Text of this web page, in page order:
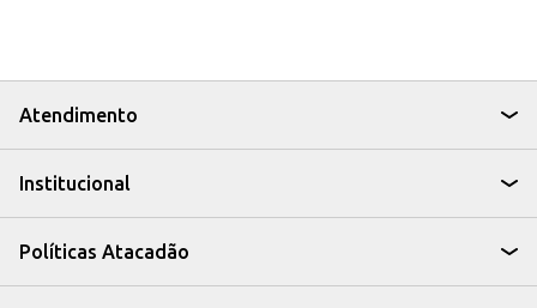
Pode ser utilizado como ingrediente em receitas de sobremesas, como
bolos e mousses, para quem busca uma opção sem lactose.
Com o Chocolate Zero Lactose Linea Ao Leite, você tem uma alternativa
Atendimento
Institucional
Políticas Atacadão